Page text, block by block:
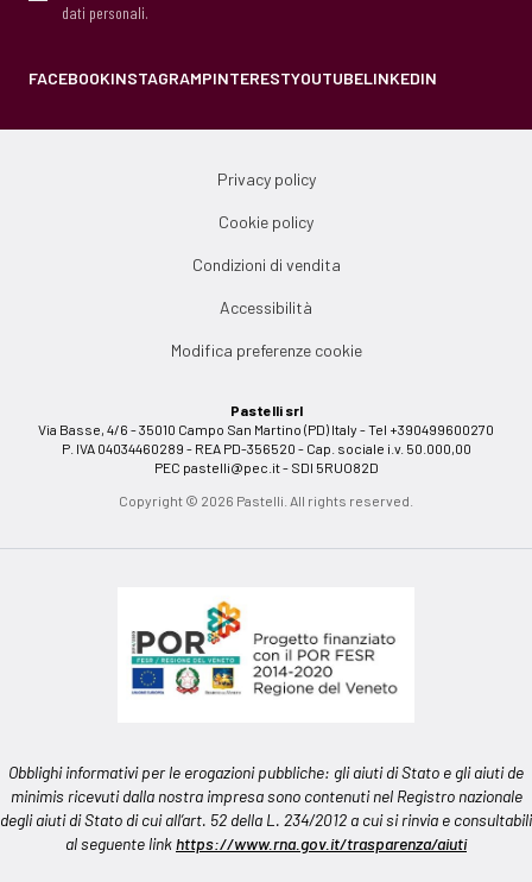
dati personali.
FACEBOOKINSTAGRAMPINTERESTYOUTUBELINKEDIN
Privacy policy
Cookie policy
Condizioni di vendita
Accessibilità
Modifica preferenze cookie
Pastelli srl
Via Basse, 4/6 - 35010 Campo San Martino (PD) Italy - Tel +390499600270
P. IVA 04034460289 - REA PD-356520 - Cap. sociale i.v. 50.000,00
PEC pastelli@pec.it- SDI 5RUO82D
Copyright © 2026 Pastelli. All rights reserved.
Obblighi informativi per le erogazioni pubbliche: gli aiuti di Stato e gli aiuti de
minimis ricevuti dalla nostra impresa sono contenuti nel Registro nazionale
degli aiuti di Stato di cui all’art. 52 della L. 234/2012 a cui si rinvia e consultabili
al seguente linkhttps://www.rna.gov.it/trasparenza/aiuti